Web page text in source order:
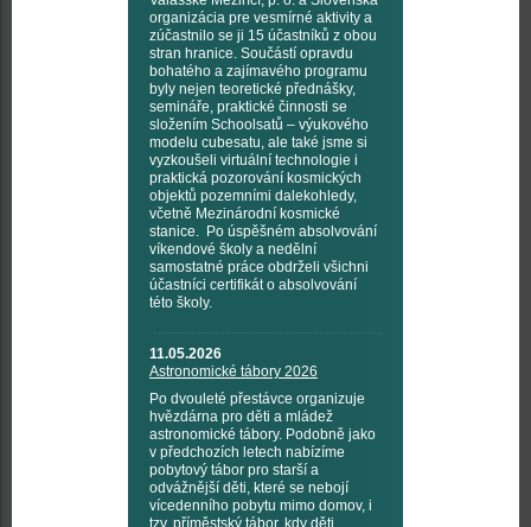
organizácia pre vesmírné aktivity a
zúčastnilo se ji 15 účastníků z obou
stran hranice. Součástí opravdu
bohatého a zajímavého programu
byly nejen teoretické přednášky,
semináře, praktické činnosti se
složením Schoolsatů – výukového
modelu cubesatu, ale také jsme si
vyzkoušeli virtuální technologie i
praktická pozorování kosmických
objektů pozemními dalekohledy,
včetně Mezinárodní kosmické
stanice. Po úspěšném absolvování
víkendové školy a nedělní
samostatné práce obdrželi všichni
účastníci certifikát o absolvování
této školy.
11.05.2026
Astronomické tábory 2026
Po dvouleté přestávce organizuje
hvězdárna pro děti a mládež
astronomické tábory. Podobně jako
v předchozích letech nabízíme
pobytový tábor pro starší a
odvážnější děti, které se nebojí
vícedenního pobytu mimo domov, i
tzv. příměstský tábor, kdy děti